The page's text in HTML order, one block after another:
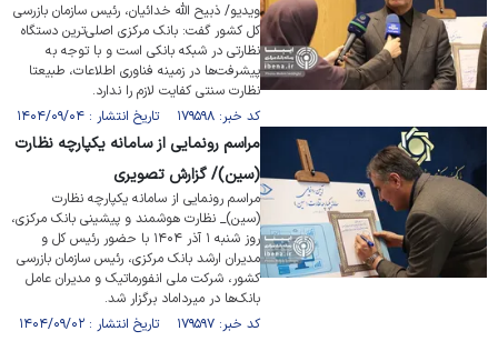
ویدیو/ ذبیح الله خدائیان، رئیس سازمان بازرسی
کل کشور گفت: بانک مرکزی اصلی‌ترین دستگاه
نظارتی در شبکه بانکی است و با توجه به
پیشرفت‌ها در زمینه فناوری اطلاعات، طبیعتا
نظارت سنتی کفایت لازم را ندارد.
کد خبر: ۱۷۹۵۹۸ تاریخ انتشار : ۱۴۰۴/۰۹/۰۴
مراسم رونمایی از سامانه یکپارچه نظارت
(سین)/ گزارش تصویری
مراسم رونمایی از سامانه یکپارچه نظارت
(سین)_ نظارت هوشمند و پیشینی بانک مرکزی،
روز شنبه ۱ آذر ۱۴۰۴ با حضور رئیس کل و
مدیران ارشد بانک مرکزی، رئیس سازمان بازرسی
کشور، شرکت ملی انفورماتیک و مدیران عامل
بانک‌ها در میرداماد برگزار شد.
کد خبر: ۱۷۹۵۹۷ تاریخ انتشار : ۱۴۰۴/۰۹/۰۲